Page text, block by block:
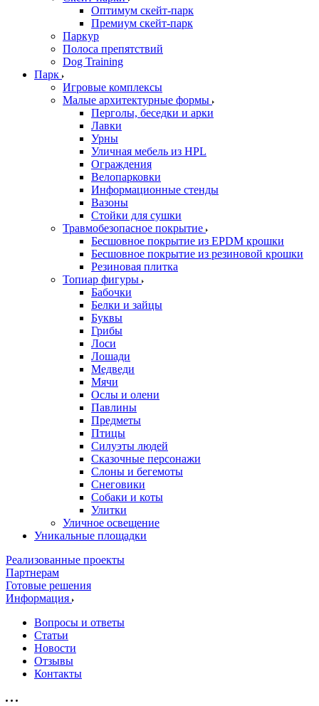
Оптимум скейт-парк
Премиум скейт-парк
Паркур
Полоса препятствий
Dog Training
Парк
Игровые комплексы
Малые архитектурные формы
Перголы, беседки и арки
Лавки
Урны
Уличная мебель из HPL
Ограждения
Велопарковки
Информационные стенды
Вазоны
Стойки для сушки
Травмобезопасное покрытие
Бесшовное покрытие из EPDM крошки
Бесшовное покрытие из резиновой крошки
Резиновая плитка
Топиар фигуры
Бабочки
Белки и зайцы
Буквы
Грибы
Лоси
Лошади
Медведи
Мячи
Ослы и олени
Павлины
Предметы
Птицы
Силуэты людей
Сказочные персонажи
Слоны и бегемоты
Снеговики
Собаки и коты
Улитки
Уличное освещение
Уникальные площадки
Реализованные проекты
Партнерам
Готовые решения
Информация
Вопросы и ответы
Статьи
Новости
Отзывы
Контакты